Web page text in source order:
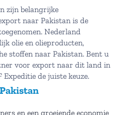
zijn belangrijke
naar Pakistan is de
Nederland
olie en olieproducten,
stoffen naar Pakistan. Bent u
voor export naar dit land in
Expeditie de juiste keuze.
en een groeiende economie